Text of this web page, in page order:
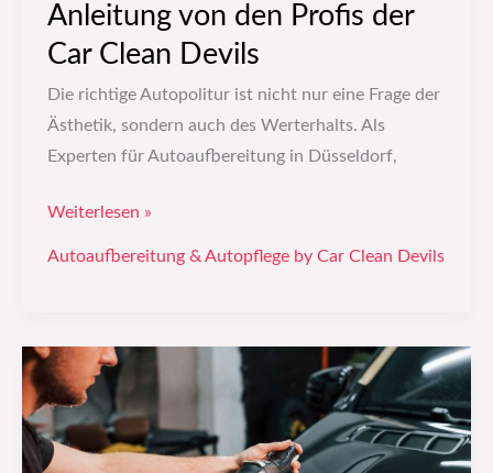
Anleitung von den Profis der
Car Clean Devils
Die richtige Autopolitur ist nicht nur eine Frage der
Ästhetik, sondern auch des Werterhalts. Als
Experten für Autoaufbereitung in Düsseldorf,
der
Car
Devils
Weiterlesen »
Autoaufbereitung & Autopflege by Car Clean Devils
Autoreinigung:
Schritt
für
Schritt